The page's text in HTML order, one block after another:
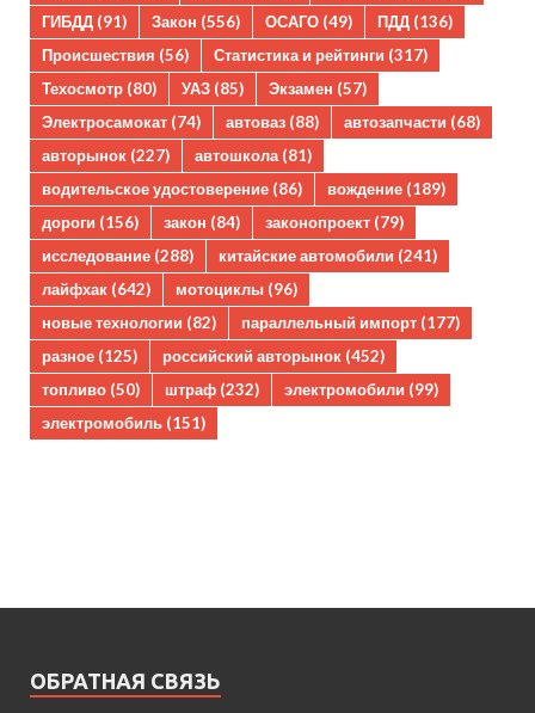
ГИБДД (91) Закон (556) ОСАГО (49) ПДД (136)
Происшествия (56) Статистика и рейтинги (317)
Техосмотр (80) УАЗ (85) Экзамен (57)
Электросамокат (74) автоваз (88) автозапчасти (68)
авторынок (227) автошкола(81)
водительское удостоверение (86) вождение (189)
дороги (156) закон (84) законопроект (79)
исследование (288) китайские автомобили (241)
лайфхак (642) мотоциклы (96)
новые технологии (82) параллельный импорт (177)
разное (125) российский авторынок (452)
топливо (50) штраф (232) электромобили (99)
электромобиль (151)
ОБРАТНАЯ СВЯЗЬ